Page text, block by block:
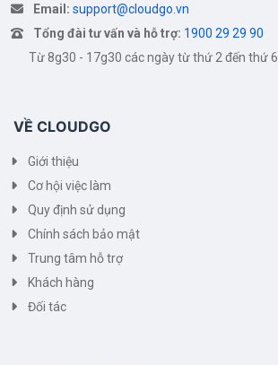
Email: support@cloudgo.vn
Tổng đài tư vấn và hỗ trợ: 1900 29 29 90
Từ 8g30 - 17g30 các ngày từ thứ 2 đến thứ 6
VỀ CLOUDGO
Giới thiệu
Cơ hội việc làm
Quy định sử dụng
Chính sách bảo mật
Trung tâm hỗ trợ
Khách hàng
Đối tác